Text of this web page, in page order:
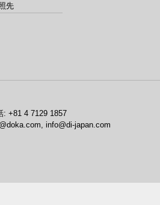
先
: +81 4 7129 1857
info@di-japan.com